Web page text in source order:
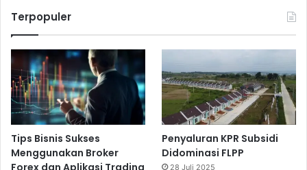
Terpopuler
Tips Bisnis Sukses
Menggunakan Broker
Forex dan Aplikasi Trading
Penyaluran KPR Subsidi
Didominasi FLPP
28 Juli 2025